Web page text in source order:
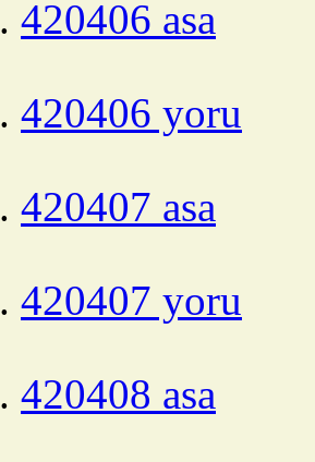
420406 asa
420406 yoru
420407 asa
420407 yoru
420408 asa